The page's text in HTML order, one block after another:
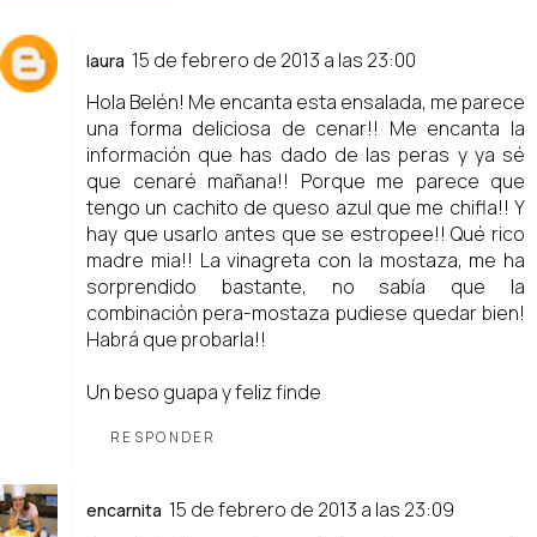
laura 15 de febrero de 2013 a las 23:00
Hola Belén! Me encanta esta ensalada, me parece
una forma deliciosa de cenar!! Me encanta la
información que has dado de las peras y ya sé
que cenaré mañana!! Porque me parece que
tengo un cachito de queso azul que me chifla!! Y
hay que usarlo antes que se estropee!! Qué rico
madre mia!! La vinagreta con la mostaza, me ha
sorprendido bastante, no sabía que la
combinación pera-mostaza pudiese quedar bien!
Habrá que probarla!!
Un beso guapa y feliz finde
RESPONDER
encarnita 15 de febrero de 2013 a las 23:09